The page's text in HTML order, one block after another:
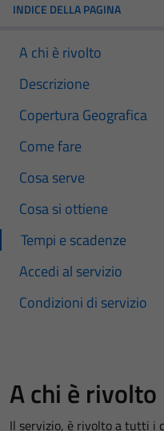
INDICE DELLA PAGINA
A chi è rivolto
Descrizione
Copertura Geografica
Come fare
Cosa serve
Cosa si ottiene
Tempi e scadenze
Accedi al servizio
Condizioni di servizio
A chi è rivolto
Il servizio, è rivolto a tutti i